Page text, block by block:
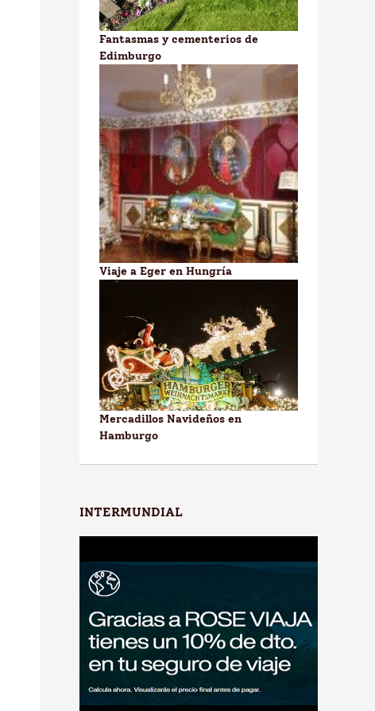
Fantasmas y cementerios de
Edimburgo
Viaje a Eger en Hungría
Mercadillos Navideños en
Hamburgo
INTERMUNDIAL